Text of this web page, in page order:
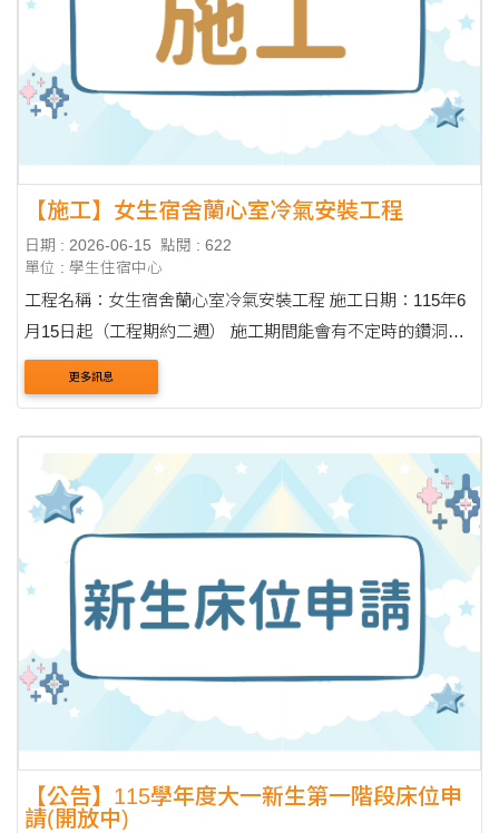
【施工】女生宿舍蘭心室冷氣安裝工程
日期 : 2026-06-15
點閱 : 622
單位 : 學生住宿中心
工程名稱：女生宿舍蘭心室冷氣安裝工程 施工日期：115年6
月15日起（工程期約二週） 施工期間能會有不定時的鑽洞聲
響，請同學於施工期間勿至蘭心室，以免影響工程進行。請
更多訊息
【公告】115學年度大一新生第一階段床位申
請(開放中)